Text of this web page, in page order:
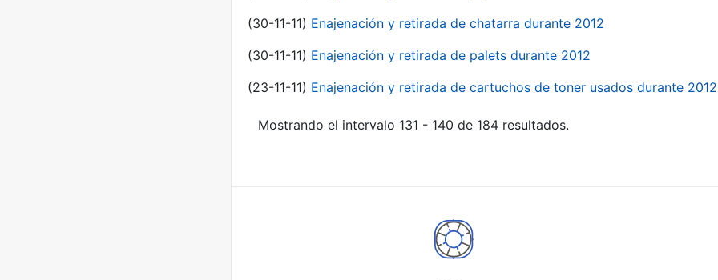
(30-11-11) Enajenación y retirada de chatarra durante 2012
(30-11-11) Enajenación y retirada de palets durante 2012
(23-11-11) Enajenación y retirada de cartuchos de toner usados durante 2012
Mostrando el intervalo 131 - 140 de 184 resultados.